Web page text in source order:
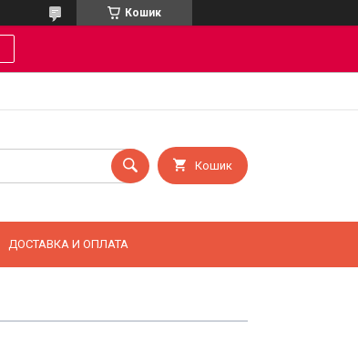
Кошик
Кошик
ДОСТАВКА И ОПЛАТА